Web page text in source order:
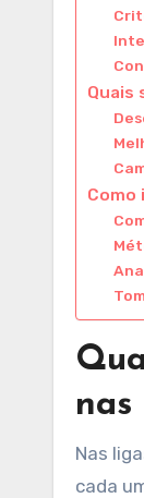
Quais
Como
nas
Nas
cada